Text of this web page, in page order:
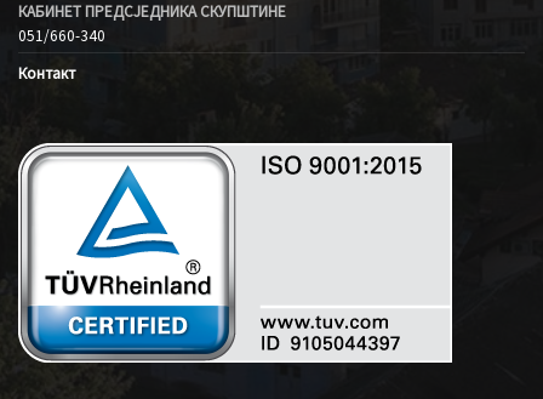
КАБИНЕТ ПРЕДСЈЕДНИКА СКУПШТИНЕ
051/660-340
Контакт